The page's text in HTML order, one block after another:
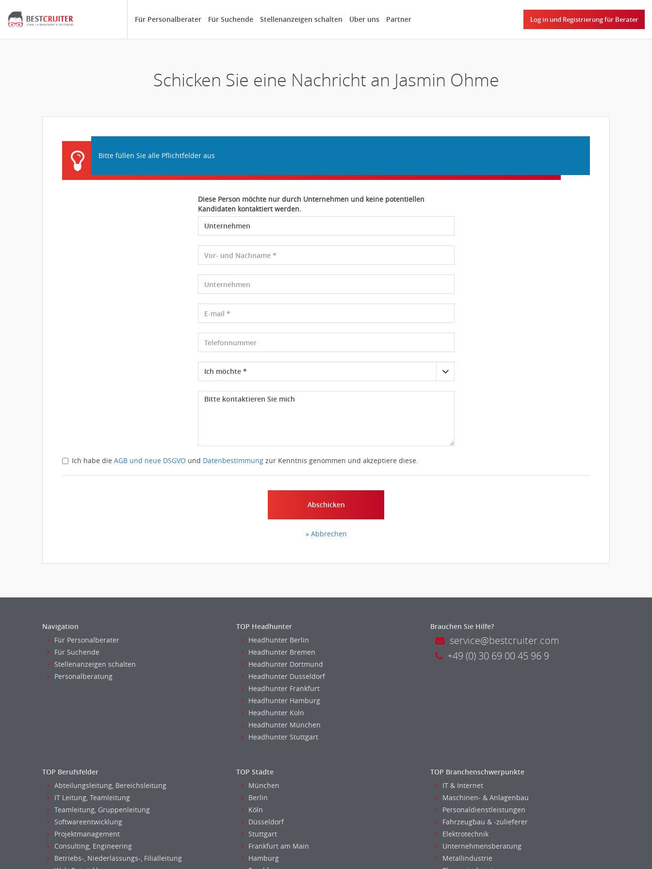
Für Personalberater Für Suchende Stellenanzeigen schalten Über uns Partner Log in und Registrierung für Berater
Schicken Sie eine Nachricht an Jasmin Ohme
Bitte füllen Sie alle Pflichtfelder aus
Diese Person möchte nur durch Unternehmen und keine potentiellen
Kandidaten kontaktiert werden.
Ich habe die AGB und neue DSGVO und Datenbestimmung zur Kenntnis genommen und akzeptiere diese.
Abschicken
» Abbrechen
Navigation
Für Personalberater
Für Suchende
Stellenanzeigen schalten
Personalberatung
TOP Headhunter
Headhunter Berlin
Headhunter Bremen
Headhunter Dortmund
Headhunter Dusseldorf
Headhunter Frankfurt
Headhunter Hamburg
Headhunter Koln
Headhunter München
Headhunter Stuttgart
Brauchen Sie Hilfe?
service@bestcruiter.com
+49 (0) 30 69 00 45 96 9
TOP Berufsfelder
Abteilungsleitung, Bereichsleitung
IT Leitung, Teamleitung
Teamleitung, Gruppenleitung
Softwareentwicklung
Projektmanagement
Consulting, Engineering
Betriebs-, Niederlassungs-, Filialleitung
TOP Städte
München
Berlin
Köln
Düsseldorf
Stuttgart
Frankfurt am Main
Hamburg
TOP Branchenschwerpunkte
IT & Internet
Maschinen- & Anlagenbau
Personaldienstleistungen
Fahrzeugbau & -zulieferer
Elektrotechnik
Unternehmensberatung
Metallindustrie